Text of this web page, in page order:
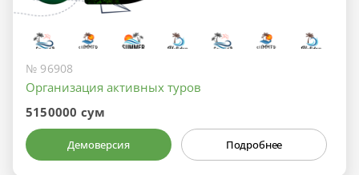
№ 96908
Организация активных туров
5150000 сум
Демоверсия Подробнее